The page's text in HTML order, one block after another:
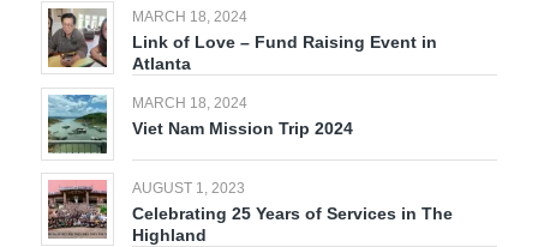
MARCH 18, 2024
Link of Love – Fund Raising Event in
Atlanta
MARCH 18, 2024
Viet Nam Mission Trip 2024
AUGUST 1, 2023
Celebrating 25 Years of Services in The
Highland